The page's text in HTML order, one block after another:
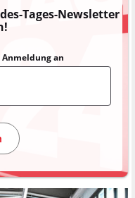
Tages-Newsletter
an